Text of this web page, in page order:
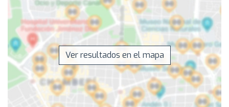
Ver resultados en el mapa